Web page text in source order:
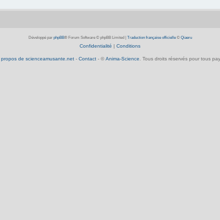
Développé par phpBB® Forum Software © phpBB Limited Traduction française officielle© Qiaeru
Confidentialité | Conditions
propos de scienceamusante.net- Contact- © Anima-Science . Tous droits réservés pour tous